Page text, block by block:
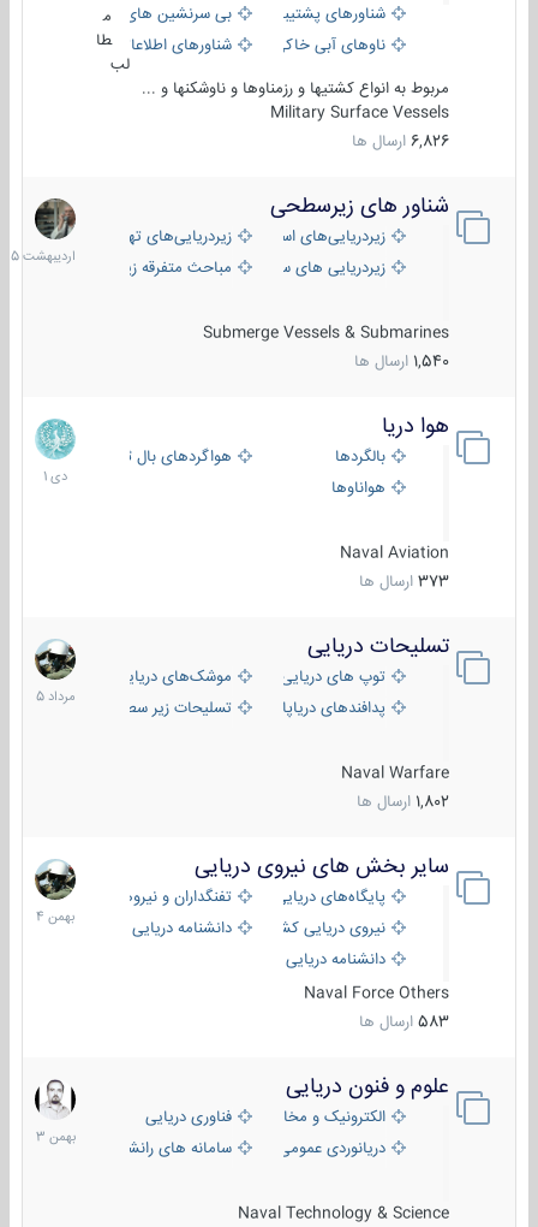
شناورهای پشتیبانی
بی سرنشین های دریایی
ناوهای آبی خاکی و نیروبرشناورهای اطلاعاتی و جاسوسی
طا
لب
مربوط به انواع کشتیها و رزمناوها و ناوشکنها و ...
Military Surface Vessels
6,826 ارسال ها
شناور های زیرسطحی
زیردریایی‌های استراتژیکزیردریایی‌های تهاجمی
زیردریایی های سبک
مباحث متفرقه زیرسطحی
Submerge Vessels & Submarines
1,540 ارسال ها
31
1405
هوا دریا
بالگردها
هواگردهای بال ثابت
هواناوها
Naval Aviation
373 ارسال ها
12
دی
1401
تسلیحات دریایی
توپ های دریایی
موشک‌های دریایی
پدافندهای دریاپایه
تسلیحات زیر سطحی
Naval Warfare
1,802 ارسال ها
2
مرداد
1405
سایر بخش های نیروی دریایی
پایگاه‌های دریایی
تفنگداران و نیروهای ویژه‌ی دریایی
نیروی دریایی کشورهای مختلفدانشنامه دریایی
دانشنامه دریایی کپی
Naval Force Others
583 ارسال ها
22
بهمن
1404
علوم و فنون دریایی
الکترونیک و مخابرات دریاییفناوری دریایی
دریانوردی عمومی
سامانه های رانشی دریایی
Naval Technology & Science
6
بهمن
1403